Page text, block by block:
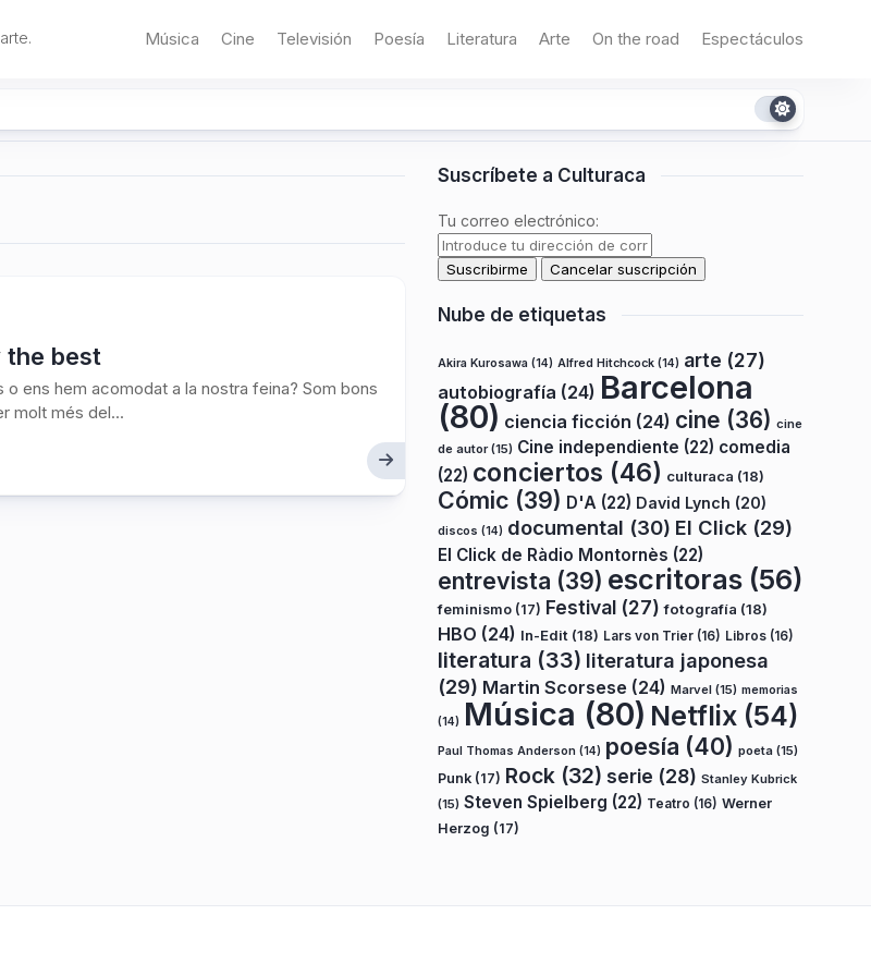
Música Cine Televisión Poesía Literatura Arte On the road Espectáculos
the best
ens hem acomodat a la nostra feina? Som bons
molt més del...
Suscríbete a Culturaca
Tu correo electrónico:
Nube de etiquetas
Akira Kurosawa (14) Alfred Hitchcock (14) arte (27)
autobiografía (24) Barcelona
(80) ciencia ficción (24) cine (36) cine
de autor(15) Cine independiente (22) comedia
(22) conciertos (46) culturaca (18)
Cómic (39) D'A (22) David Lynch (20)
discos (14) documental (30) El Click (29)
El Click de Ràdio Montornès (22)
entrevista (39) escritoras (56)
feminismo (17) Festival (27) fotografía (18)
HBO (24) In-Edit (18) Lars von Trier (16) Libros (16)
literatura (33) literatura japonesa
(29) Martin Scorsese (24) Marvel (15) memorias
(14) Música (80) Netflix (54)
Paul Thomas Anderson (14) poesía (40) poeta (15)
Punk (17) Rock (32) serie (28) Stanley Kubrick
(15) Steven Spielberg (22) Teatro (16) Werner
Herzog (17)